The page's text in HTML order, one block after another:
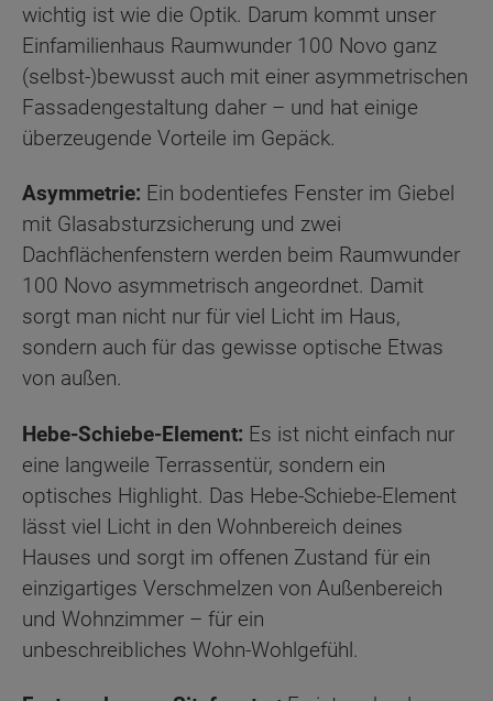
wichtig ist wie die Optik. Darum kommt unser
Einfamilienhaus Raumwunder 100 Novo ganz
(selbst-)bewusst auch mit einer asymmetrischen
Fassadengestaltung daher – und hat einige
überzeugende Vorteile im Gepäck.
Asymmetrie: Ein bodentiefes Fenster im Giebel
mit Glasabsturzsicherung und zwei
Dachflächenfenstern werden beim Raumwunder
100 Novo asymmetrisch angeordnet. Damit
sorgt man nicht nur für viel Licht im Haus,
sondern auch für das gewisse optische Etwas
von außen.
Hebe-Schiebe-Element: Es ist nicht einfach nur
eine langweile Terrassentür, sondern ein
optisches Highlight. Das Hebe-Schiebe-Element
lässt viel Licht in den Wohnbereich deines
Hauses und sorgt im offenen Zustand für ein
einzigartiges Verschmelzen von Außenbereich
und Wohnzimmer – für ein
unbeschreibliches Wohn-Wohlgefühl.